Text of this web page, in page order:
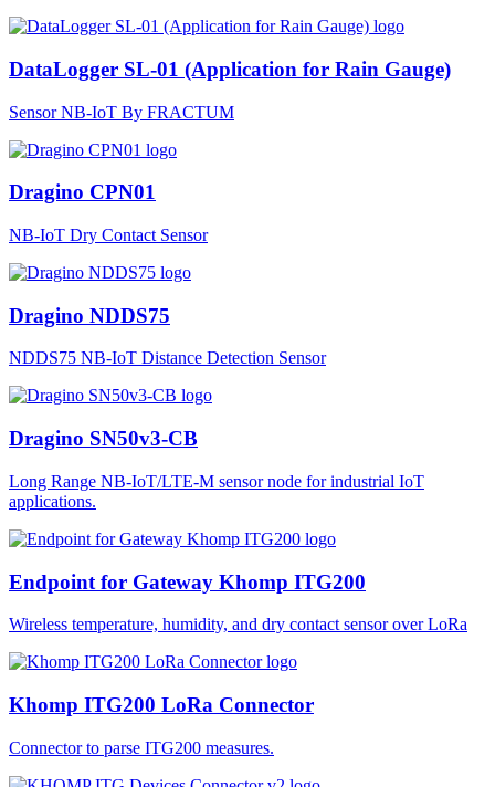
DataLogger SL-01 (Application for Rain Gauge)
Sensor NB-IoT By FRACTUM
Dragino CPN01
NB-IoT Dry Contact Sensor
Dragino NDDS75
NDDS75 NB-IoT Distance Detection Sensor
Dragino SN50v3-CB
Long Range NB-IoT/LTE-M sensor node for industrial IoT
applications.
Endpoint for Gateway Khomp ITG200
Wireless temperature, humidity, and dry contact sensor over LoRa
Khomp ITG200 LoRa Connector
Connector to parse ITG200 measures.